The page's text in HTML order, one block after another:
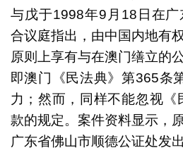
与戊于1998年9月18日在广
合议庭指出，由中国内地有
原则上享有与在澳门缮立的
即澳门《民法典》第365条
力；然而，同样不能忽视《
款的规定。案件资料显示，
广东省佛山市顺德公证处发